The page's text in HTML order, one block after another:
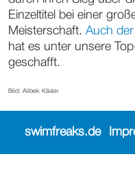
Einzeltitel bei einer
Meisterschaft. Auch
hat es unter unsere
geschafft.
Bild: Alibek Käsler
swimfreaks.de